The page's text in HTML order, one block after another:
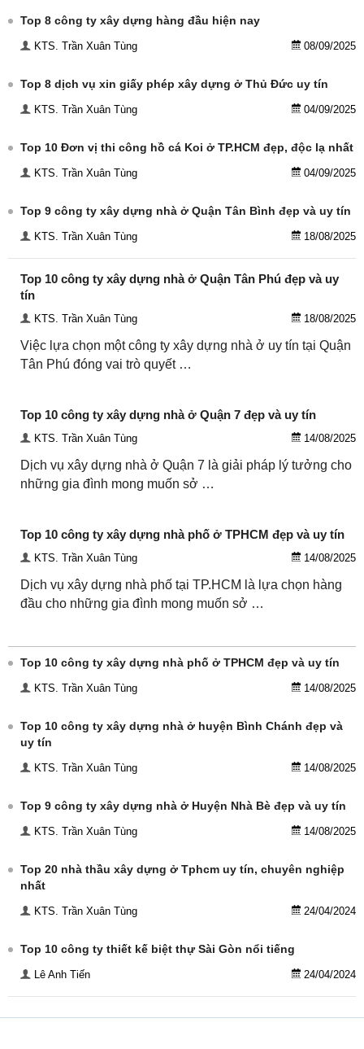
Top 8 công ty xây dựng hàng đầu hiện nay
KTS. Trần Xuân Tùng 08/09/2025
Top 8 dịch vụ xin giấy phép xây dựng ở Thủ Đức uy tín
KTS. Trần Xuân Tùng 04/09/2025
Top 10 Đơn vị thi công hồ cá Koi ở TP.HCM đẹp, độc lạ nhất
KTS. Trần Xuân Tùng 04/09/2025
Top 9 công ty xây dựng nhà ở Quận Tân Bình đẹp và uy tín
KTS. Trần Xuân Tùng 18/08/2025
Top 10 công ty xây dựng nhà ở Quận Tân Phú đẹp và uy
tín
KTS. Trần Xuân Tùng 18/08/2025
Việc lựa chọn một công ty xây dựng nhà ở uy tín tại Quận
Tân Phú đóng vai trò quyết …
Top 10 công ty xây dựng nhà ở Quận 7 đẹp và uy tín
KTS. Trần Xuân Tùng 14/08/2025
Dịch vụ xây dựng nhà ở Quận 7 là giải pháp lý tưởng cho
những gia đình mong muốn sở …
Top 10 công ty xây dựng nhà phố ở TPHCM đẹp và uy tín
KTS. Trần Xuân Tùng 14/08/2025
Dịch vụ xây dựng nhà phố tại TP.HCM là lựa chọn hàng
đầu cho những gia đình mong muốn sở …
Top 10 công ty xây dựng nhà phố ở TPHCM đẹp và uy tín
KTS. Trần Xuân Tùng 14/08/2025
Top 10 công ty xây dựng nhà ở huyện Bình Chánh đẹp và
uy tín
KTS. Trần Xuân Tùng 14/08/2025
Top 9 công ty xây dựng nhà ở Huyện Nhà Bè đẹp và uy tín
KTS. Trần Xuân Tùng 14/08/2025
Top 20 nhà thầu xây dựng ở Tphcm uy tín, chuyên nghiệp
nhất
KTS. Trần Xuân Tùng 24/04/2024
Top 10 công ty thiết kế biệt thự Sài Gòn nổi tiếng
Lê Anh Tiến 24/04/2024